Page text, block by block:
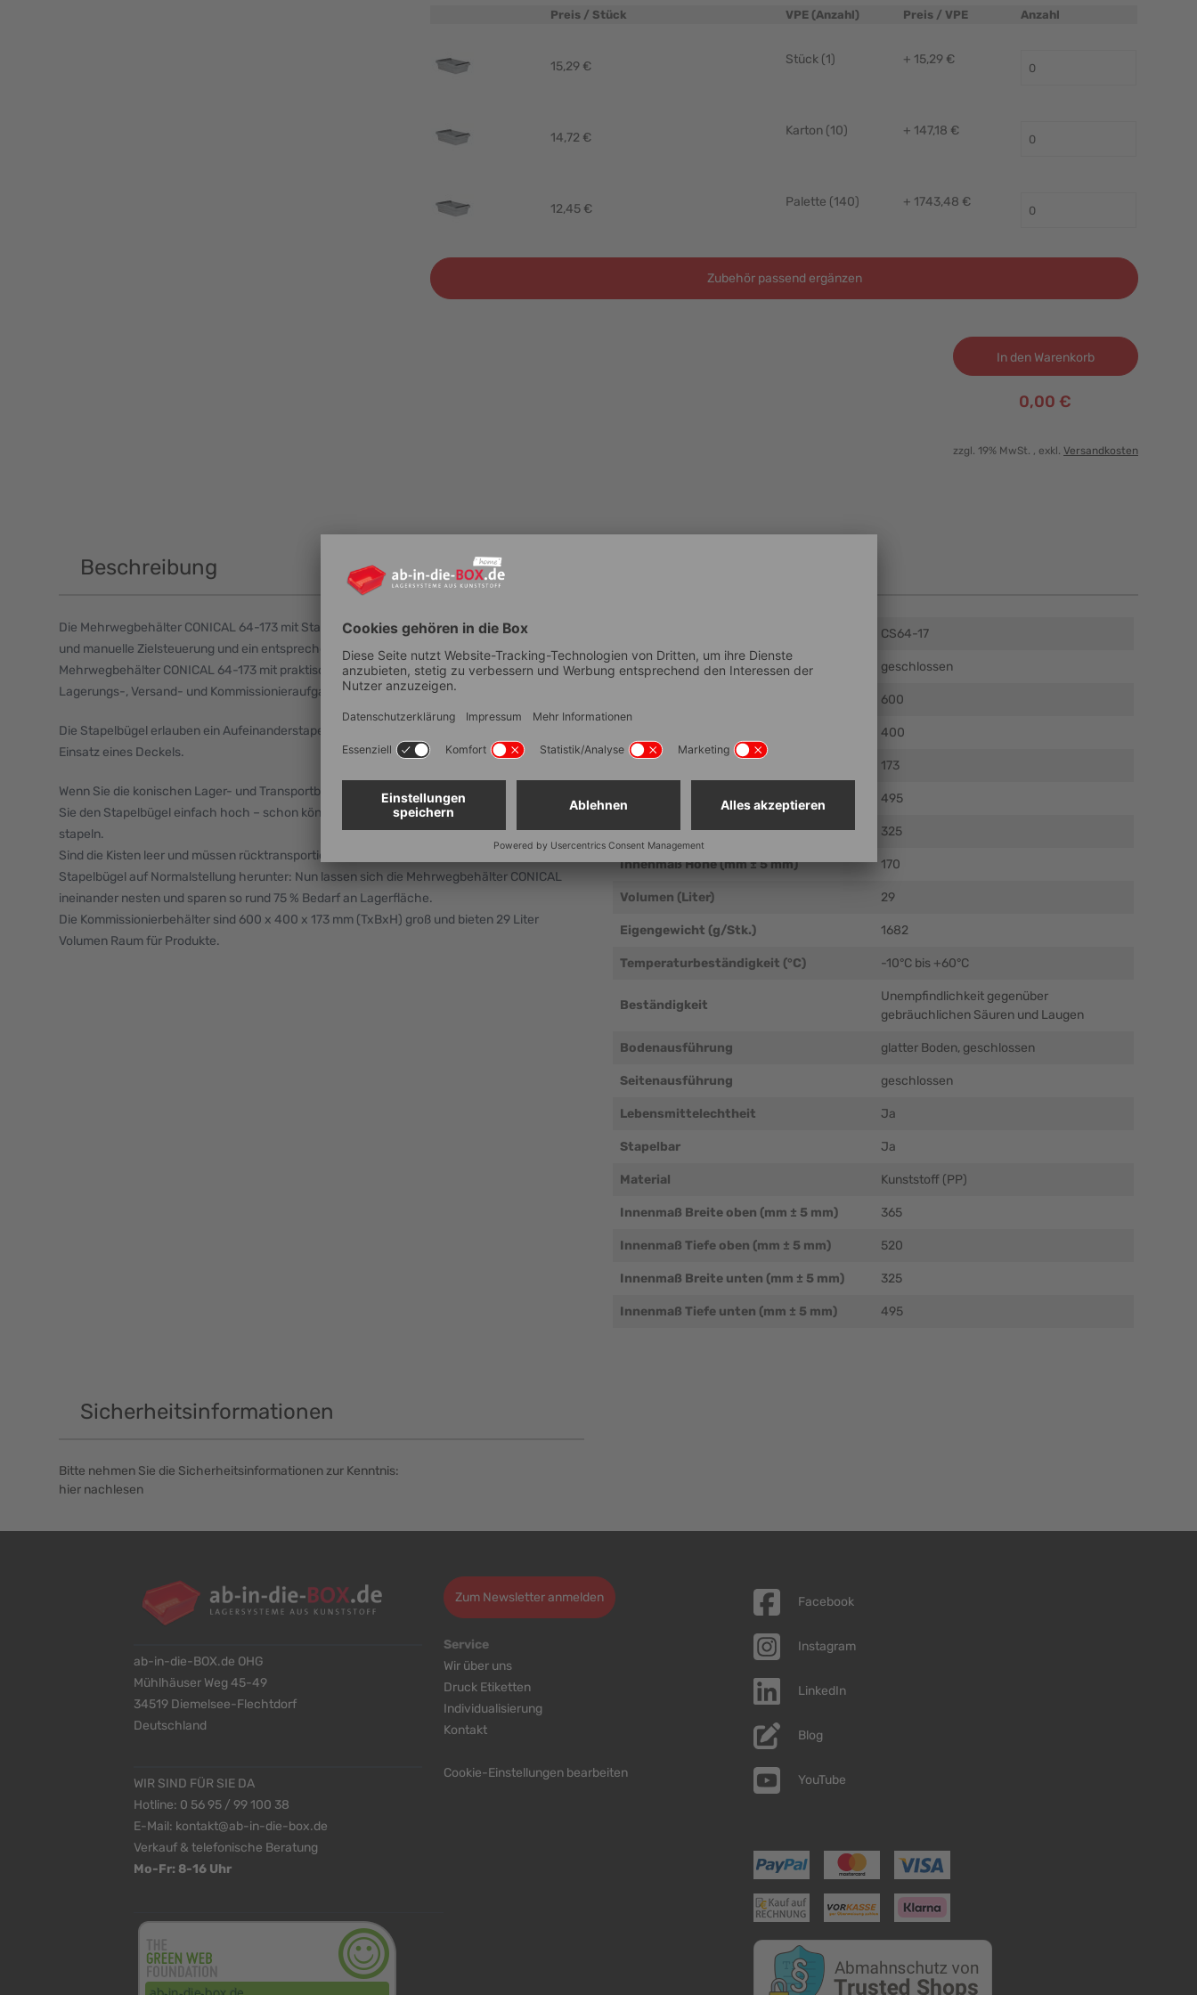
Preis / Stück VPE (Anzahl) Preis / VPE Anzahl
15,29 € Stück (1) + 15,29 €
14,72 € Karton (10) + 147,18 €
12,45 € Palette (140) + 1743,48 €
Zubehör passend ergänzen
In den Warenkorb
0,00 €
zzgl. 19% MwSt. , exkl. Versandkosten
Beschreibung
Die Mehrwegbehälter CONICAL 64-173 mit Stapelbügel sind optimiert für die automatische
und manuelle Zielsteuerung und ein entsprechendes Handling. Kaufen Sie die
Mehrwegbehälter CONICAL 64-173 mit praktischen Griffmulden auf jeder Seite für Ihre
Lagerungs-, Versand- und Kommissionieraufgaben.
Die Stapelbügel erlauben ein Aufeinanderstapeln mehrerer Mehrwegbehälter ohne den
Einsatz eines Deckels.
Wenn Sie die konischen Lager- und Transportboxen aufeinanderschichten wollen, klappen
Sie den Stapelbügel einfach hoch – schon können Sie die Euro-Behälter übereinander
stapeln.
Sind die Kisten leer und müssen rücktransportiert oder eingelagert werden, klappen Sie den
Stapelbügel auf Normalstellung herunter: Nun lassen sich die Mehrwegbehälter CONICAL
ineinander nesten und sparen so rund 75 % Bedarf an Lagerfläche.
Die Kommissionierbehälter sind 600 x 400 x 173 mm (TxBxH) groß und bieten 29 Liter
Volumen Raum für Produkte.
CS64-17
Griffe geschlossen
600
400
173
Innenmaß Tiefe (mm ± 5 mm) 495
Innenmaß Breite (mm ± 5 mm) 325
Innenmaß Höhe (mm ± 5 mm) 170
Volumen (Liter) 29
Eigengewicht (g/Stk.) 1682
Temperaturbeständigkeit (°C) -10°C bis +60°C
Beständigkeit
Unempfindlichkeit gegenüber
gebräuchlichen Säuren und Laugen
Bodenausführung glatter Boden, geschlossen
Seitenausführung geschlossen
Lebensmittelechtheit Ja
Stapelbar Ja
Material Kunststoff (PP)
Innenmaß Breite oben (mm ± 5 mm) 365
Innenmaß Tiefe oben (mm ± 5 mm) 520
Innenmaß Breite unten (mm ± 5 mm) 325
Innenmaß Tiefe unten (mm ± 5 mm) 495
Sicherheitsinformationen
Bitte nehmen Sie die Sicherheitsinformationen zur Kenntnis:
hier nachlesen
ab-in-die-BOX.de OHG
Mühlhäuser Weg 45-49
34519 Diemelsee-Flechtdorf
Deutschland
WIR SIND FÜR SIE DA
Hotline: 0 56 95 / 99 100 38
E-Mail: kontakt@ab-in-die-box.de
Verkauf & telefonische Beratung
Mo-Fr: 8-16 Uhr
Zum Newsletter anmelden
Service
Wir über uns
Druck Etiketten
Individualisierung
Kontakt
Cookie-Einstellungen bearbeiten
Facebook
Instagram
LinkedIn
Blog
YouTube